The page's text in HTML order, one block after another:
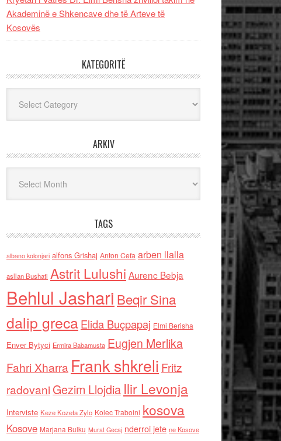
Akademinë e Shkencave dhe të Arteve të
Kosovës
KATEGORITË
ARKIV
TAGS
albano kolonjari alfons Grishaj Anton Cefa arben llalla
asllan Bushati Astrit Lulushi Aurenc Bebja
Behlul Jashari Beqir Sina
dalip grecaElida Buçpapaj Elmi Berisha
Enver Bytyci Ermira Babamusta Eugjen Merlika
Fahri Xharra Frank shkreli Fritz
radovaniGezim Llojdia Ilir Levonja
Interviste Keze Kozeta Zylo Kolec Traboini kosova
Kosove Marjana Bulku Murat Gecaj nderroi jete ne Kosove